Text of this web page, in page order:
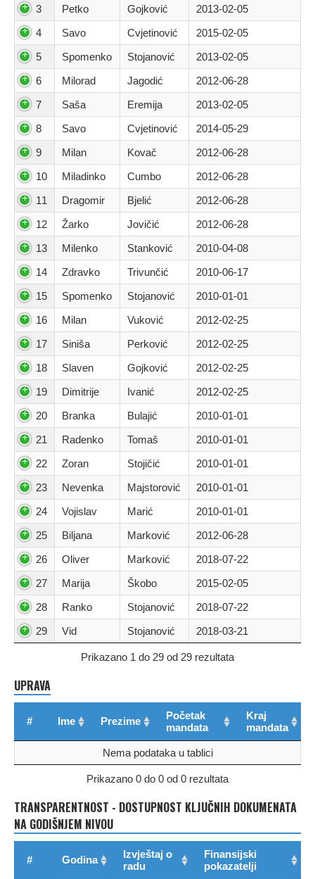
3
Petko Gojković
2013-02-05
4
Savo Cvjetinović
2015-02-05
5
Spomenko Stojanović
2013-02-05
6
Milorad Jagodić
2012-06-28
7
Saša Eremija
2013-02-05
8
Savo Cvjetinović
2014-05-29
9
Milan Kovač
2012-06-28
10
Miladinko Cumbo
2012-06-28
11
Dragomir Bjelić
2012-06-28
12
Žarko Jovičić
2012-06-28
13
Milenko Stanković
2010-04-08
14
Zdravko Trivunčić
2010-06-17
15
Spomenko Stojanović
2010-01-01
16
Milan Vuković
2012-02-25
17
Siniša Perković
2012-02-25
18
Slaven Gojković
2012-02-25
19
Dimitrije Ivanić
2012-02-25
20
Branka Bulajić
2010-01-01
21
Radenko Tomaš
2010-01-01
22
Zoran Stojičić
2010-01-01
23
Nevenka Majstorović
2010-01-01
24
Vojislav Marić
2010-01-01
25
Biljana Marković
2012-06-28
26
Oliver Marković
2018-07-22
27
Marija Škobo
2015-02-05
28
Ranko Stojanović
2018-07-22
29
Vid Stojanović 2018-03-21
Prikazano 1 do 29 od 29 rezultata
UPRAVA
# Ime Prezime
Početak
mandata
Kraj
mandata
Nema podataka u tablici
Prikazano 0 do 0 od 0 rezultata
TRANSPARENTNOST - DOSTUPNOST KLJUČNIH DOKUMENATA
NA GODIŠNJEM NIVOU
# Godina
Izvještaj o
radu
Finansijski
pokazatelji